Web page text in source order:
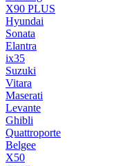
X90 PLUS
Hyundai
Sonata
Elantra
ix35
Suzuki
Vitara
Maserati
Levante
Ghibli
Quattroporte
Belgee
X50